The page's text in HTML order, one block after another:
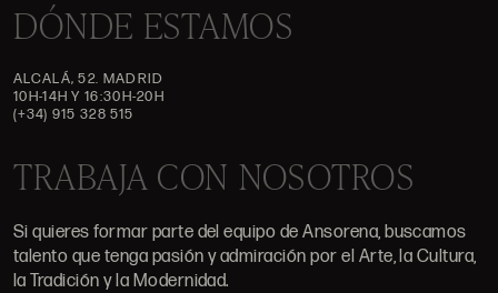
DÓNDE ESTAMOS
ALCALÁ, 52. MADRID
10H-14H Y 16:30H-20H
(+34) 915 328 515
TRABAJA CON NOSOTROS
Si quieres formar parte del equipo de Ansorena, buscamos
talento que tenga pasión y admiración por el Arte, la Cultura,
la Tradición y la Modernidad.